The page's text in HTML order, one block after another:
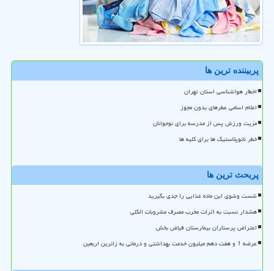
پربیننده ترین ها
اخطار هواشناسی استان تهران
اعلام اسامی عطرهای بدون مجوز
مزیت ورزش پس از مدرسه برای نوجوانان
خطر نانوپلاستیک ها برای کلیه ها
پربحث ترین ها
شست وشوی این ماده غذایی را جدی بگیرید
هشدار نسبت به اثرات مخرب مصرف مشروبات الکلی
اعتراض پرستاران بیمارستان فیاض بخش
عرضه 1 و هفت دهم میلیون خدمت بهداشتی و درمانی به زائرین اربعین